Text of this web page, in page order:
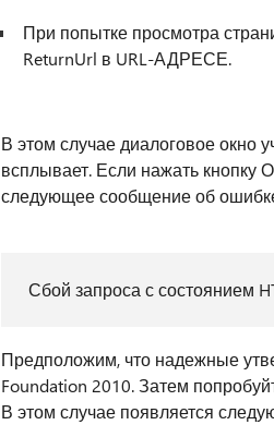
При попытке просмотра
ReturnUrl в URL-АДРЕСЕ.
В этом случае диалоговое окно
всплывает. Если нажать кнопку
следующее сообщение об
Сбой запроса с состоянием
Предположим, что надежные
Foundation 2010. Затем
В этом случае появляется